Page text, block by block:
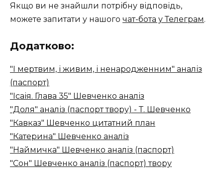
Якщо ви не знайшли потрібну відповідь,
можете запитати у нашого чат-бота у Телеграм.
Додатково:
"І мертвим, і живим, і ненародженним" аналіз
(паспорт)
"Ісаія. Глава 35" Шевченко аналіз
"Доля" аналіз (паспорт твору) - Т. Шевченко
"Кавказ" Шевченко цитатний план
"Катерина" Шевченко аналіз
"Наймичка" Шевченко аналіз (паспорт)
"Сон" Шевченко аналіз (паспорт) твору